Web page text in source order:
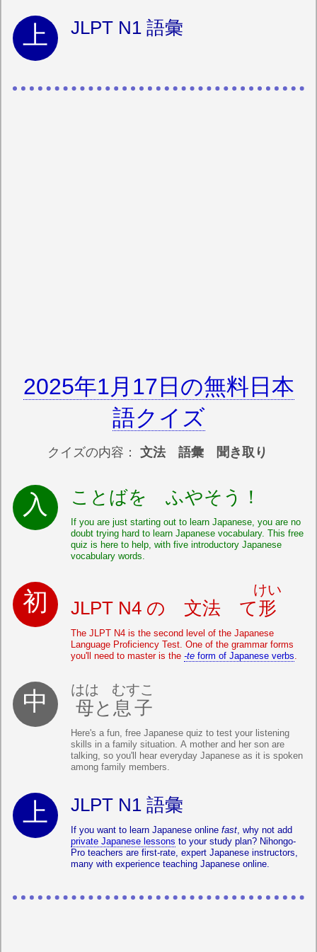
JLPT N1 語彙
2025年1月17日の無料日本
語クイズ
クイズの内容： 文法 語彙 聞き取り
ことばを ふやそう！
If you are just starting out to learn Japanese, you are no
doubt trying hard to learn Japanese vocabulary. This free
quiz is here to help, with five introductory Japanese
vocabulary words.
JLPT N4 の 文法 て形
けい
The JLPT N4 is the second level of the Japanese
Language Proficiency Test. One of the grammar forms
you'll need to master is the -te form of Japanese verbs.
母
はは
と 息子
むすこ
Here's a fun, free Japanese quiz to test your listening
skills in a family situation. A mother and her son are
talking, so you'll hear everyday Japanese as it is spoken
among family members.
JLPT N1 語彙
If you want to learn Japanese online fast, why not add
private Japanese lessons to your study plan? Nihongo-
Pro teachers are first-rate, expert Japanese instructors,
many with experience teaching Japanese online.